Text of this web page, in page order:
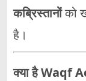
कब्रिस्तानोंको
है।
क्या है Waqf